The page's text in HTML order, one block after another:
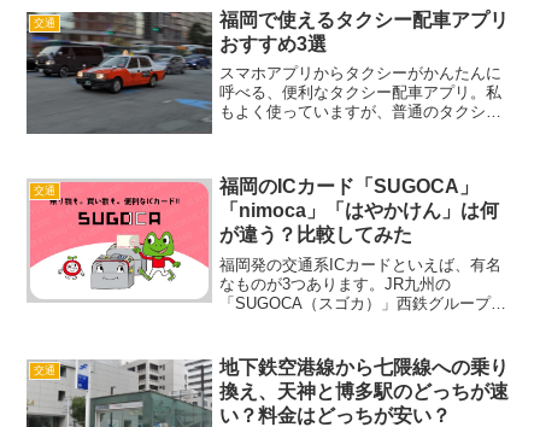
客数が少ない地下鉄駅のトップ10（ワー
スト10？）をランキン...
交通
福岡で使えるタクシー配車アプリ
おすすめ3選
スマホアプリからタクシーがかんたんに
呼べる、便利なタクシー配車アプリ。私
もよく使っていますが、普通のタクシー
てよい配車場所も目的地も...
交通
福岡のICカード「SUGOCA」
「nimoca」「はやかけん」は何
が違う？比較してみた
福岡発の交通系ICカードといえば、有名
なものが3つあります。JR九州の
「SUGOCA（スゴカ）」西鉄グループの
う交通機関があれば迷いませんが、特に
決め手がない場合...
交通
地下鉄空港線から七隈線への乗り
換え、天神と博多駅のどっちが速
い？料金はどっちが安い？